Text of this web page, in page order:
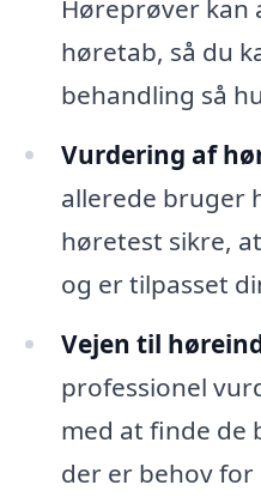
Høreprøver kan
høretab, så du
behandling så
Vurdering af
allerede bruger
høretest sikre,
og er tilpasset
Vejen til
professionel
med at finde de
der er behov